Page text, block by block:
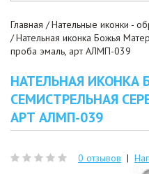
Главная
Нательные иконки -
Нательная иконка Божья
проба эмаль, арт АЛМП-039
НАТЕЛЬНАЯ ИКОНКА
СЕМИСТРЕЛЬНАЯ
АРТ АЛМП-039
0 отзывов |